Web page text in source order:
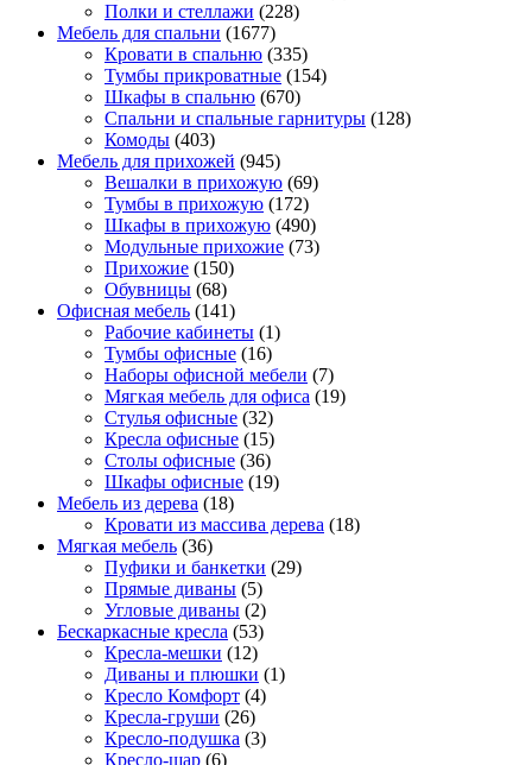
Полки и стеллажи (228)
Мебель для спальни (1677)
Кровати в спальню (335)
Тумбы прикроватные (154)
Шкафы в спальню (670)
Спальни и спальные гарнитуры (128)
Комоды (403)
Мебель для прихожей (945)
Вешалки в прихожую (69)
Тумбы в прихожую (172)
Шкафы в прихожую (490)
Модульные прихожие (73)
Прихожие (150)
Обувницы (68)
Офисная мебель (141)
Рабочие кабинеты (1)
Тумбы офисные (16)
Наборы офисной мебели (7)
Мягкая мебель для офиса (19)
Стулья офисные (32)
Кресла офисные (15)
Столы офисные (36)
Шкафы офисные (19)
Мебель из дерева (18)
Кровати из массива дерева (18)
Мягкая мебель (36)
Пуфики и банкетки (29)
Прямые диваны (5)
Угловые диваны (2)
Бескаркасные кресла (53)
Кресла-мешки (12)
Диваны и плюшки (1)
Кресло Комфорт (4)
Кресла-груши (26)
Кресло-подушка (3)
Кресло-шар (6)